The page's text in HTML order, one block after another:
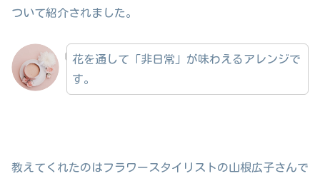
ついて紹介されました。
花を通して「非日常」が味わえるアレンジで
す。
教えてくれたのはフラワースタイリストの山根広子さんで